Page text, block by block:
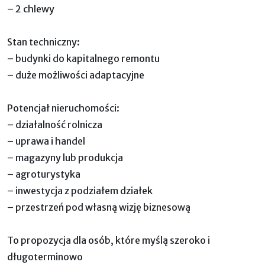
– 2 chlewy
Stan techniczny:
– budynki do kapitalnego remontu
– duże możliwości adaptacyjne
Potencjał nieruchomości:
– działalność rolnicza
– uprawa i handel
– magazyny lub produkcja
– agroturystyka
– inwestycja z podziałem działek
– przestrzeń pod własną wizję biznesową
To propozycja dla osób, które myślą szeroko i
długoterminowo